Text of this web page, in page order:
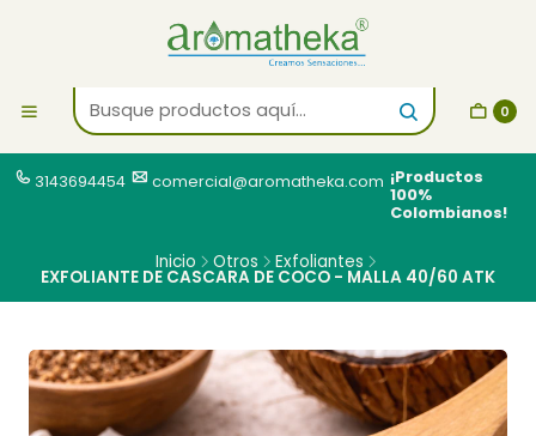
0
3143694454 comercial@aromatheka.com ¡Productos
100%
Colombianos!
Inicio Otros Exfoliantes
EXFOLIANTE DE CASCARA DE COCO - MALLA 40/60 ATK